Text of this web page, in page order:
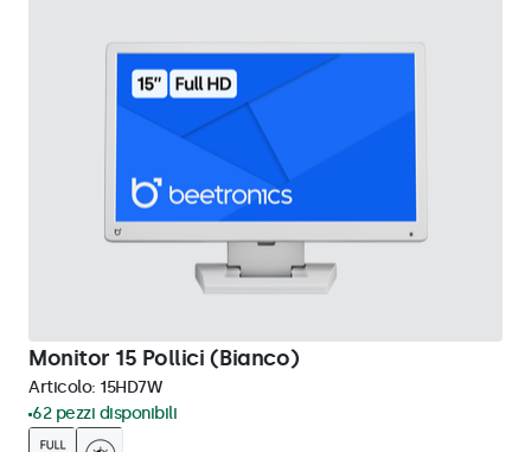
Monitor 15 Pollici (Bianco)
Articolo: 15HD7W
62 pezzi disponibili